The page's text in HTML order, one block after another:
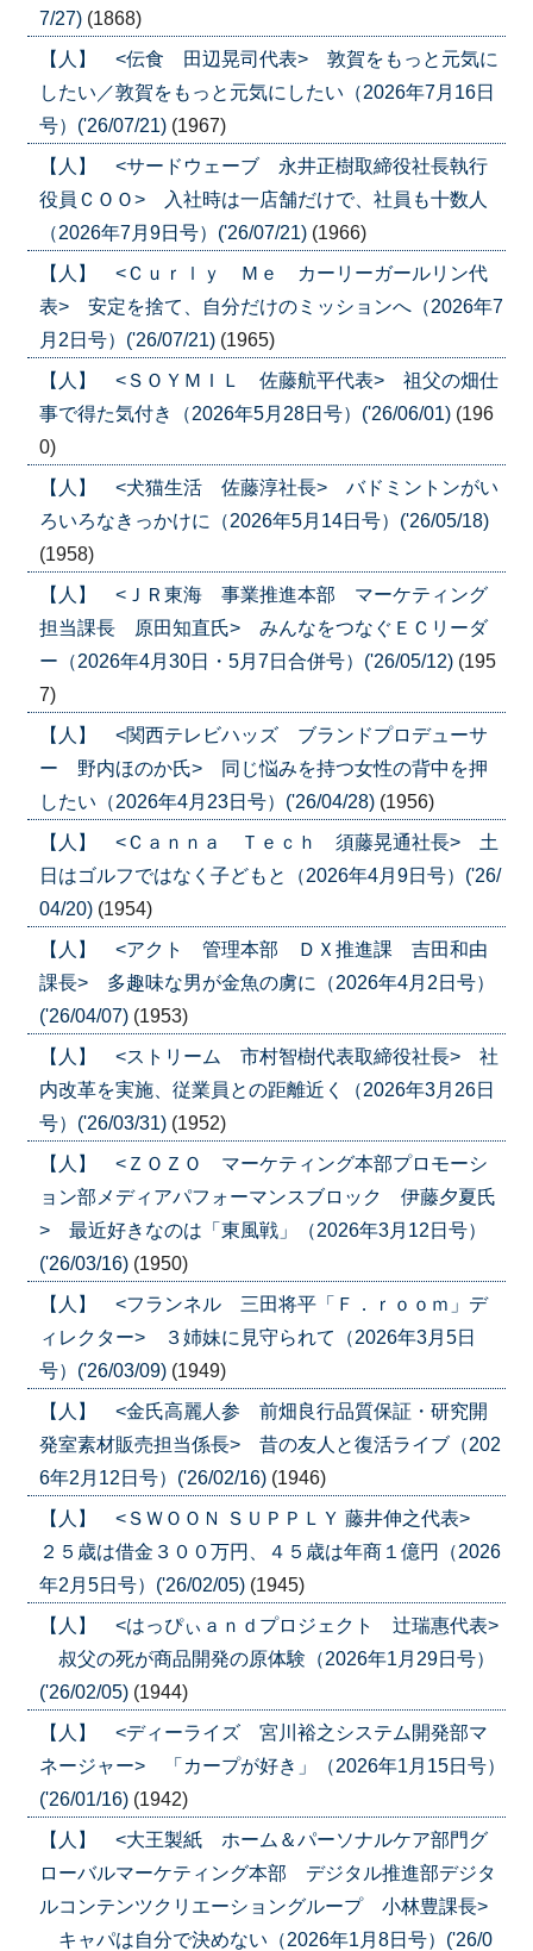
7/27) (1868)
【人】 <伝食 田辺晃司代表> 敦賀をもっと元気に
したい／敦賀をもっと元気にしたい（2026年7月16日
号）('26/07/21) (1967)
【人】 <サードウェーブ 永井正樹取締役社長執行
役員ＣＯＯ> 入社時は一店舗だけで、社員も十数人
（2026年7月9日号）('26/07/21) (1966)
【人】 <Ｃｕｒｌｙ Ｍｅ カーリーガールリン代
表> 安定を捨て、自分だけのミッションへ（2026年7
月2日号）('26/07/21) (1965)
【人】 <ＳＯＹＭＩＬ 佐藤航平代表> 祖父の畑仕
事で得た気付き（2026年5月28日号）('26/06/01) (196
0)
【人】 <犬猫生活 佐藤淳社長> バドミントンがい
ろいろなきっかけに（2026年5月14日号）('26/05/18)
(1958)
【人】 <ＪＲ東海 事業推進本部 マーケティング
担当課長 原田知直氏> みんなをつなぐＥＣリーダ
ー（2026年4月30日・5月7日合併号）('26/05/12) (195
7)
【人】 <関西テレビハッズ ブランドプロデューサ
ー 野内ほのか氏> 同じ悩みを持つ女性の背中を押
したい（2026年4月23日号）('26/04/28) (1956)
【人】 <Ｃａｎｎａ Ｔｅｃｈ 須藤晃通社長> 土
日はゴルフではなく子どもと（2026年4月9日号）('26/
04/20) (1954)
【人】 <アクト 管理本部 ＤＸ推進課 吉田和由
課長> 多趣味な男が金魚の虜に（2026年4月2日号）
('26/04/07) (1953)
【人】 <ストリーム 市村智樹代表取締役社長> 社
内改革を実施、従業員との距離近く（2026年3月26日
号）('26/03/31) (1952)
【人】 <ＺＯＺＯ マーケティング本部プロモーシ
ョン部メディアパフォーマンスブロック 伊藤夕夏氏
> 最近好きなのは「東風戦」（2026年3月12日号）
('26/03/16) (1950)
【人】 <フランネル 三田将平「Ｆ．ｒｏｏｍ」デ
ィレクター> ３姉妹に見守られて（2026年3月5日
号）('26/03/09) (1949)
【人】 <金氏高麗人参 前畑良行品質保証・研究開
発室素材販売担当係長> 昔の友人と復活ライブ（202
6年2月12日号）('26/02/16) (1946)
【人】 <ＳＷＯＯＮ ＳＵＰＰＬＹ 藤井伸之代表>
２５歳は借金３００万円、４５歳は年商１億円（2026
年2月5日号）('26/02/05) (1945)
【人】 <はっぴぃａｎｄプロジェクト 辻瑞惠代表>
叔父の死が商品開発の原体験（2026年1月29日号）
('26/02/05) (1944)
【人】 <ディーライズ 宮川裕之システム開発部マ
ネージャー> 「カープが好き」（2026年1月15日号）
('26/01/16) (1942)
【人】 <大王製紙 ホーム＆パーソナルケア部門グ
ローバルマーケティング本部 デジタル推進部デジタ
ルコンテンツクリエーショングループ 小林豊課長>
キャパは自分で決めない（2026年1月8日号）('26/0